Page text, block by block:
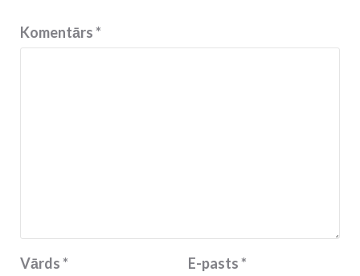
Komentārs*
Vārds* E-pasts*